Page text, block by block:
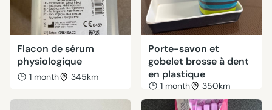
Flacon de sérum
physiologique
1 month 345km
Porte-savon et
gobelet brosse à dent
en plastique
1 month 350km